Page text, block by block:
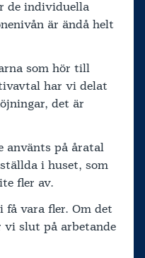
de individuella
är ändå helt
som hör till
har vi delat
det är
på åratal
i huset, som
fler av.
vara fler. Om det
slut på arbetande